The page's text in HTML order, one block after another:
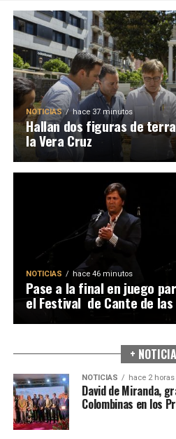
NOTICIAS hace 37 minutos
Hallan dos figuras de
la Vera Cruz
NOTICIAS hace 46 minutos
Pase a la final en juego
el Festival de Cante de las
+
NOTICIAS hace 2 horas
David de Miranda,
Colombinas en los